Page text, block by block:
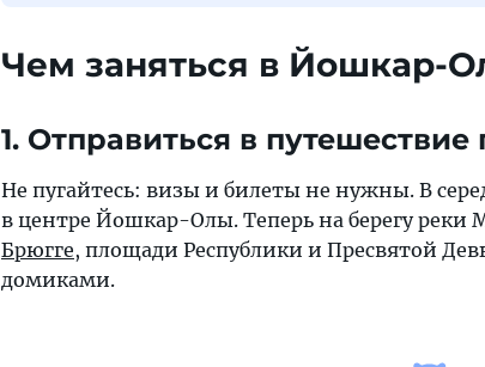
Чем заняться в Йошкар-
1. Отправиться в путешествие
Не пугайтесь: визы и билеты не нужны. В
в центре Йошкар-Олы. Теперь на берегу реки
Брюгге, площади Республики и Пресвятой
домиками.